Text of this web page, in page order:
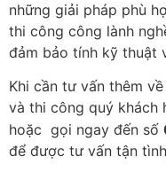
những giải pháp phù
thi công công lành
đảm bảo tính kỹ thuật
Khi cần tư vấn thêm
và thi công quý khách
hoặc gọi ngay đến số
để được tư vấn tận